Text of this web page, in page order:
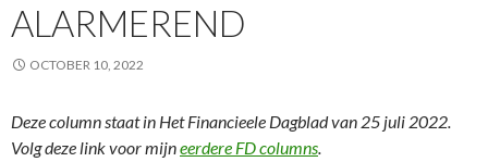
ALARMEREND
OCTOBER 10, 2022
Deze column staat in Het Financieele Dagblad van 25 juli 2022.
Volg deze link voor mijneerdere FD columns.